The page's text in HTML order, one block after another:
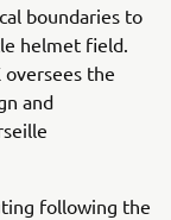
boundaries to
helmet field.
oversees the
and
following the